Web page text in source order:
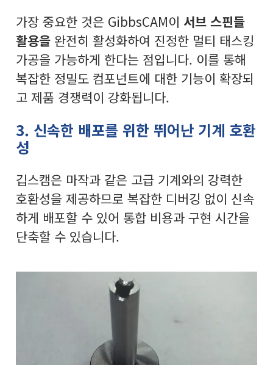
가장 중요한 것은 GibbsCAM이 서브 스핀들
활용을완전히 활성화하여 진정한 멀티 태스킹
가공을 가능하게 한다는 점입니다. 이를 통해
복잡한 정밀도 컴포넌트에 대한 기능이 확장되
고 제품 경쟁력이 강화됩니다.
3. 신속한 배포를 위한 뛰어난 기계 호환
성
깁스캠은 마작과 같은 고급 기계와의 강력한
호환성을 제공하므로 복잡한 디버깅 없이 신속
하게 배포할 수 있어 통합 비용과 구현 시간을
단축할 수 있습니다.